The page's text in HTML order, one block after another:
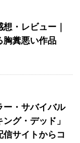
・レビュー｜
胸糞悪い作品
ー・サバイバル
グ・デッド」
サイトからコ